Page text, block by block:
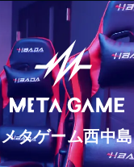
メタゲーム西中島